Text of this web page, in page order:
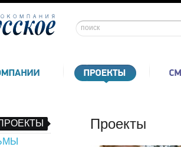
Проекты